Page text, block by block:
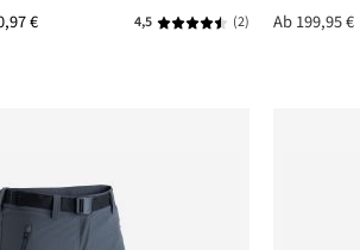
von 5 von 5 Sternen
€ 4,5 Durchschnittliche
(2)
Ab199,95 €